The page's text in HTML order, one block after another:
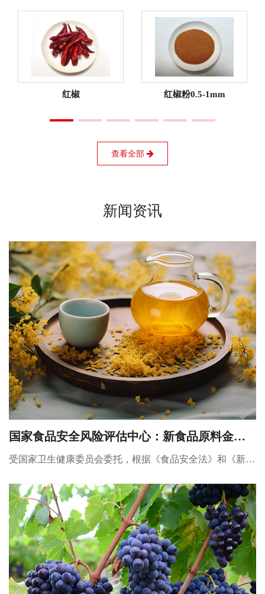
红椒 红椒粉0.5-1mm
查看全部
新闻资讯
国家食品安全风险评估中心：新食品原料金花
茶培养物公开征求意见
受国家卫生健康委员会委托，根据《食品安全法》和《新食
养物已通过专家评审委员会技术审查，现公开征求意见。请
于2024年8月15日前将意见反馈至我中心，逾期将不予处
理。